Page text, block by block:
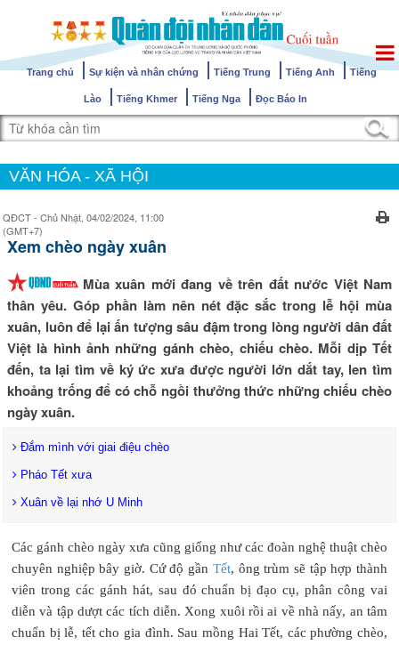
Trang chủ Sự kiện và nhân chứng Tiếng Trung Tiếng Anh Tiếng
Lào Tiếng Khmer Tiếng Nga Đọc Báo In
VĂN HÓA - XÃ HỘI
QĐCT - Chủ Nhật, 04/02/2024, 11:00
(GMT+7)
Xem chèo ngày xuân
Mùa xuân mới đang về trên đất nước Việt Nam
thân yêu. Góp phần làm nên nét đặc sắc trong lễ hội mùa
xuân, luôn để lại ấn tượng sâu đậm trong lòng người dân đất
Việt là hình ảnh những gánh chèo, chiếu chèo. Mỗi dịp Tết
đến, ta lại tìm về ký ức xưa được người lớn dắt tay, len tìm
khoảng trống để có chỗ ngồi thưởng thức những chiếu chèo
ngày xuân.
Đắm mình với giai điệu chèo
Pháo Tết xưa
Xuân về lại nhớ U Minh
Các gánh chèo ngày xưa cũng giống như các đoàn nghệ thuật chèo
chuyên nghiệp bây giờ. Cứ độ gần Tết, ông trùm sẽ tập hợp thành
viên trong các gánh hát, sau đó chuẩn bị đạo cụ, phân công vai
diễn và tập dượt các tích diễn. Xong xuôi rồi ai về nhà nấy, an tâm
chuẩn bị lễ, tết cho gia đình. Sau mồng Hai Tết, các phường chèo,